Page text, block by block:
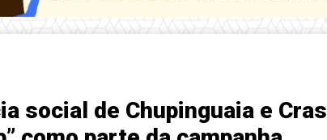
social de Chupinguaia e Cras